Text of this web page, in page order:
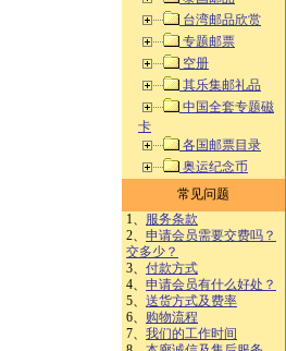
台湾邮品欣赏
专题邮票
空册
其乐集邮礼品
中国全套专题磁
卡
各国邮票目录
奥运纪念币
常见问题
1、 服务条款
2、 申请会员需要交费吗？
交多少？
3、 付款方式
4、 申请会员有什么好处？
5、 送货方式及费率
6、 购物流程
7、 我们的工作时间